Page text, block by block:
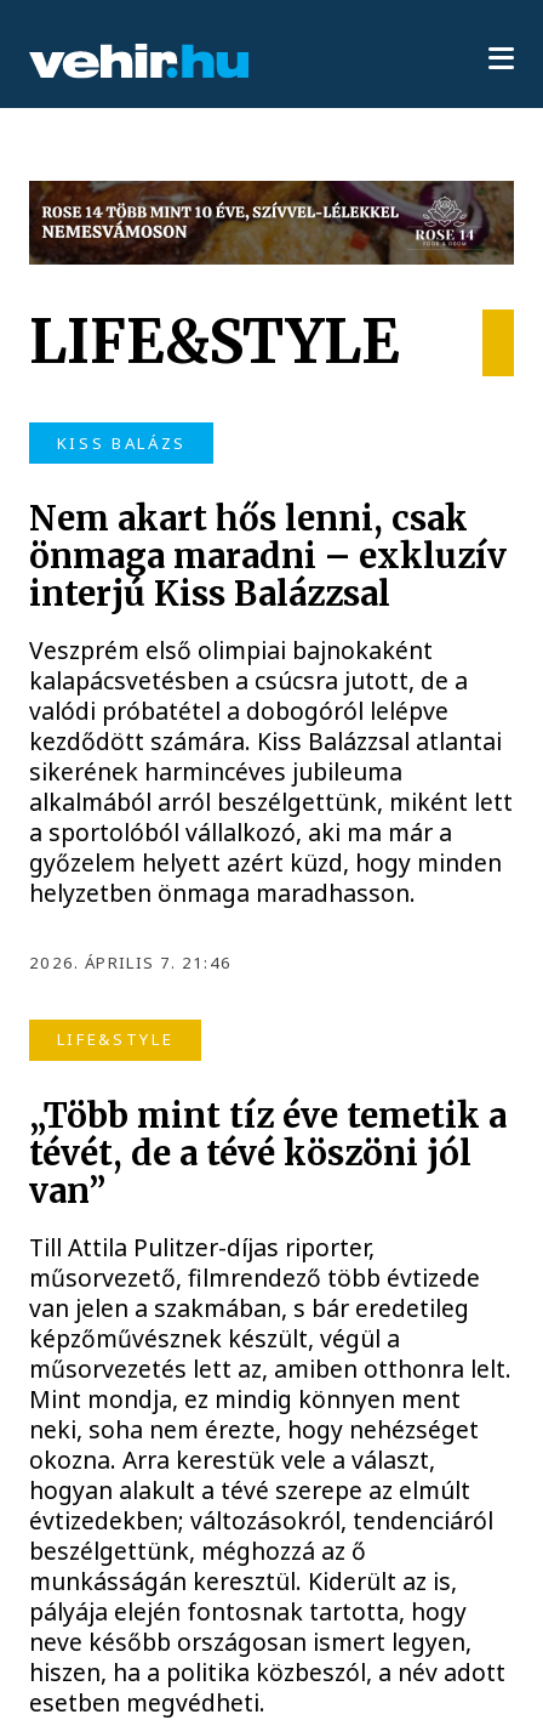
LIFE&STYLE
KISS BALÁZS
Nem akart hős lenni, csak
önmaga maradni – exkluzív
interjú Kiss Balázzsal
Veszprém első olimpiai bajnokaként
kalapácsvetésben a csúcsra jutott, de a
valódi próbatétel a dobogóról lelépve
kezdődött számára. Kiss Balázzsal atlantai
sikerének harmincéves jubileuma
alkalmából arról beszélgettünk, miként lett
a sportolóból vállalkozó, aki ma már a
győzelem helyett azért küzd, hogy minden
helyzetben önmaga maradhasson.
2026. ÁPRILIS 7. 21:46
LIFE&STYLE
„Több mint tíz éve temetik a
tévét, de a tévé köszöni jól
van”
Till Attila Pulitzer-díjas riporter,
műsorvezető, filmrendező több évtizede
van jelen a szakmában, s bár eredetileg
képzőművésznek készült, végül a
műsorvezetés lett az, amiben otthonra lelt.
Mint mondja, ez mindig könnyen ment
neki, soha nem érezte, hogy nehézséget
okozna. Arra kerestük vele a választ,
hogyan alakult a tévé szerepe az elmúlt
évtizedekben; változásokról, tendenciáról
beszélgettünk, méghozzá az ő
munkásságán keresztül. Kiderült az is,
pályája elején fontosnak tartotta, hogy
neve később országosan ismert legyen,
hiszen, ha a politika közbeszól, a név adott
esetben megvédheti.